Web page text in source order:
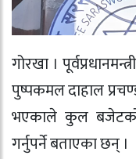
गोरखा ।
पुष्पकमल दाहाल
भएकाले कुल बजेटको
गर्नुपर्ने बताएका छन् ।